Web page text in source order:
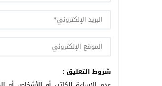
شروط التعليق :